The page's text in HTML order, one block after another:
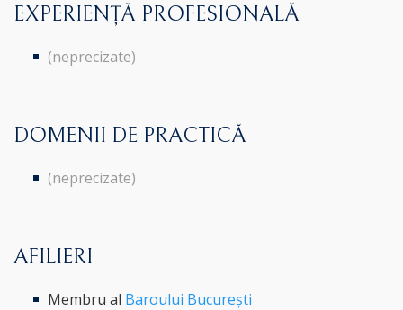
EXPERIENȚĂ PROFESIONALĂ
(neprecizate)
DOMENII DE PRACTICĂ
(neprecizate)
AFILIERI
Membru al Baroului București